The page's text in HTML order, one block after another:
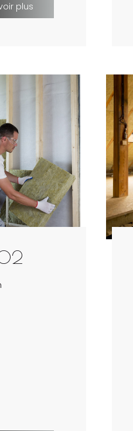
plus